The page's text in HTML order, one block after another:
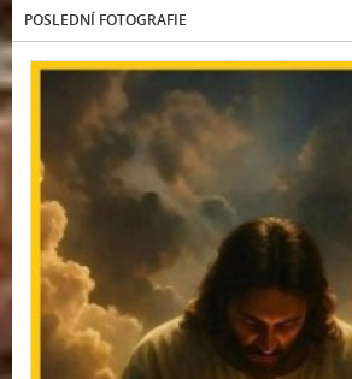
POSLEDNÍ FOTOGRAFIE